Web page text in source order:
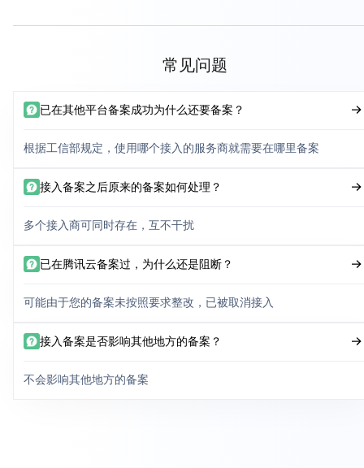
常见问题
已在其他平台备案成功为什么还要备案？
根据工信部规定，使用哪个接入的服务商就需要在哪里备案
接入备案之后原来的备案如何处理？
多个接入商可同时存在，互不干扰
已在腾讯云备案过，为什么还是阻断？
可能由于您的备案未按照要求整改，已被取消接入
接入备案是否影响其他地方的备案？
不会影响其他地方的备案